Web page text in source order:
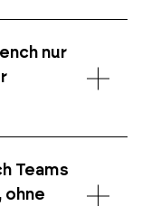
nur
Teams
ohne